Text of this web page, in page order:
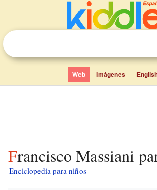
Web Imágenes
Francisco Massiani
Enciclopedia para niños